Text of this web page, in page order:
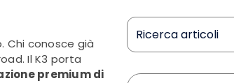
Chi conosce già
Il K3 porta
premium di